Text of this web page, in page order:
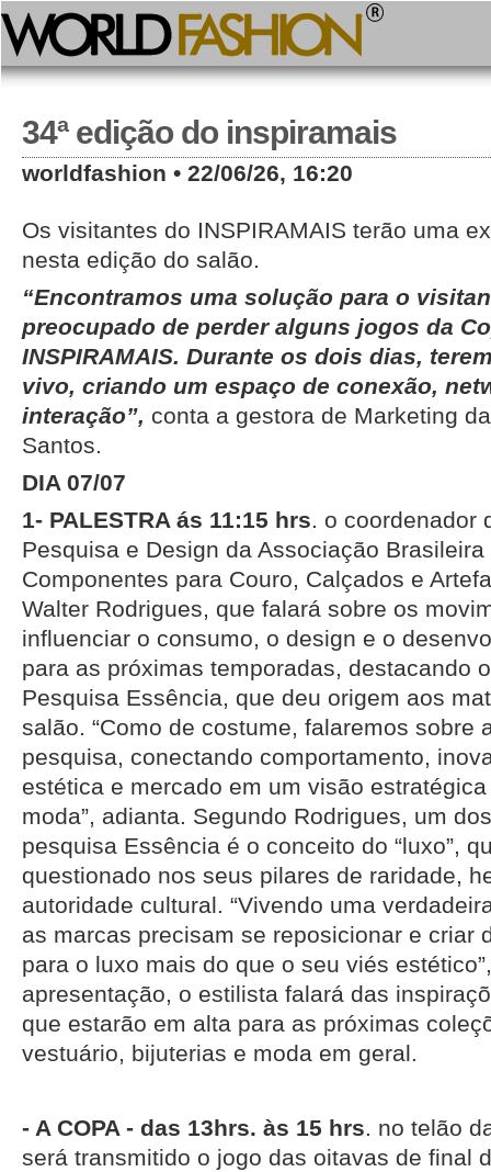
34ª edição do inspiramais
worldfashion • 22/06/26, 16:20
Os visitantes do INSPIRAMAIS terão uma
nesta edição do salão.
“Encontramos uma solução para o
preocupado de perder alguns jogos da
INSPIRAMAIS. Durante os dois dias,
vivo, criando um espaço de conexão,
interação”, conta a gestora de Marketing
Santos.
DIA 07/07
1- PALESTRA ás 11:15 hrs. o coordenador
Pesquisa e Design da Associação
Componentes para Couro, Calçados e
Walter Rodrigues, que falará sobre os
influenciar o consumo, o design e o
para as próximas temporadas, destacando
Pesquisa Essência, que deu origem aos
salão. “Como de costume, falaremos sobre
pesquisa, conectando comportamento,
estética e mercado em um visão
moda”, adianta. Segundo Rodrigues, um
pesquisa Essência é o conceito do “luxo”,
questionado nos seus pilares de raridade,
autoridade cultural. “Vivendo uma
as marcas precisam se reposicionar e criar
para o luxo mais do que o seu viés
apresentação, o estilista falará das
que estarão em alta para as próximas
vestuário, bijuterias e moda em geral.
- A COPA - das 13hrs. às 15 hrs. no telão
será transmitido o jogo das oitavas de final